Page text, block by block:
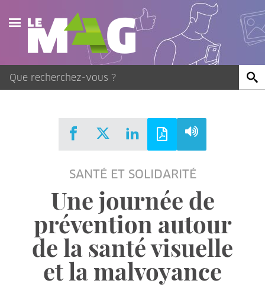
Actualités
Agenda
Publications
SANTÉ ET SOLIDARITÉ
Une journée de
prévention autour
de la santé visuelle
et la malvoyance